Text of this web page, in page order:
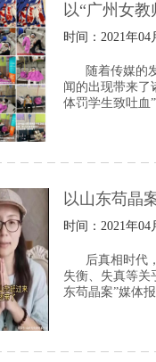
以“广州女
时间：2021年04
随着传媒的
闻的出现带来了
体罚学生致吐血
以山东苟晶
时间：2021年04
后真相时代
失衡、失真等关
东苟晶案”媒体